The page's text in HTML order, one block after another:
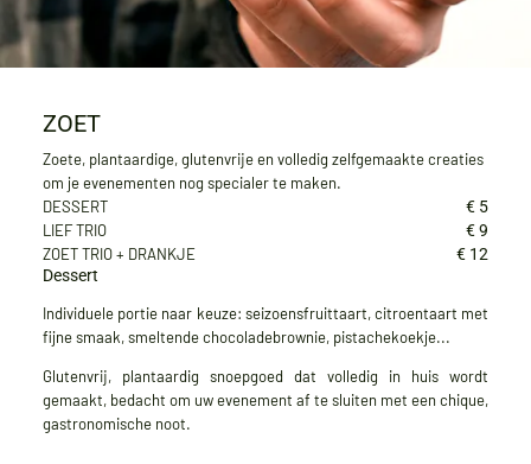
ZOET
Zoete, plantaardige, glutenvrije en volledig zelfgemaakte creaties
om je evenementen nog specialer te maken.
DESSERT
€ 5
LIEF TRIO
€ 9
ZOET TRIO + DRANKJE
€ 12
Dessert
Individuele portie naar keuze: seizoensfruittaart, citroentaart met
fijne smaak, smeltende chocoladebrownie, pistachekoekje...
Glutenvrij, plantaardig snoepgoed dat volledig in huis wordt
gemaakt, bedacht om uw evenement af te sluiten met een chique,
gastronomische noot.